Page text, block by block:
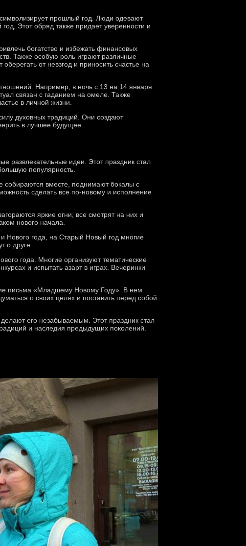
прошлый год. Люди одевают
Этот обряд также придает уверенности и
богатство и избежать финансовых
Также особую роль играют различные
от невзгод и приносить счастье на
Например, в ночь с 13 на 14 января
связан с гаданием на омеле. Также
в личной жизни.
духовных традиций. Они создают
в лучшее будущее.
развлекательные идеи. Этот праздник стал
популярность.
собираются вместе, поднимают бокалы с
сделать все по-новому и исполнение
яркие огни, все смотрят на них и
нового начала.
Нового года, на Старый Новый год многие
о друге.
года. Многие организуют тематические
и испытать азарт в играх. Вечеринки
письма «Младшему Новому Году». В нем
о своих целях и поставить перед собой
его незабываемым. Этот праздник стал
и наследия предыдущих поколений.